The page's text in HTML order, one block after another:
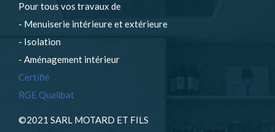
Pour tous vos travaux de
- Menuiserie intérieure et extérieure
- Isolation
- Aménagement intérieur
Certifié
RGE Qualibat
©2021 SARL MOTARD ET FILS